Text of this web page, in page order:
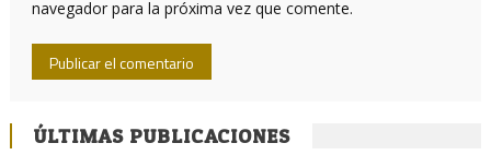
navegador para la próxima vez que comente.
ÚLTIMAS PUBLICACIONES